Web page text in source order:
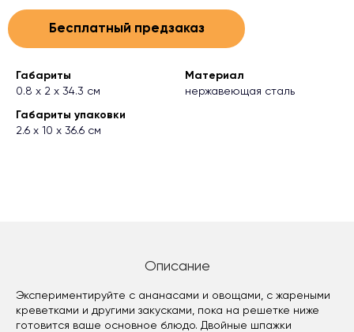
Бесплатный предзаказ
Габариты
0.8 х 2 х 34.3 см
Материал
нержавеющая сталь
Габариты упаковки
2.6 х 10 х 36.6 см
Описание
Экспериментируйте с ананасами и овощами, с жареными
креветками и другими закусками, пока на решетке ниже
готовится ваше основное блюдо. Двойные шпажки